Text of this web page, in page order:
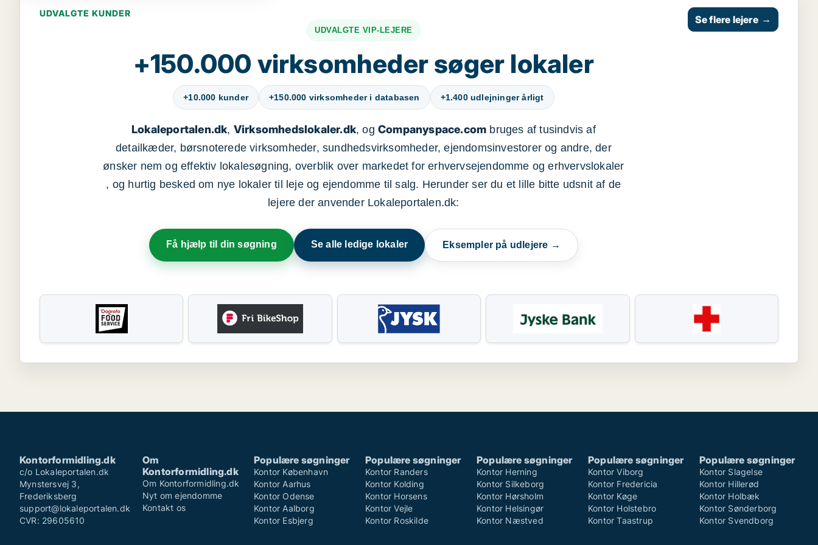
UDVALGTE KUNDER
UDVALGTE VIP-LEJERE
+150.000 virksomheder søger lokaler
+10.000 kunder +150.000 virksomheder i databasen +1.400 udlejninger årligt
Lokaleportalen.dk, Virksomhedslokaler.dk, og Companyspace.com bruges af tusindvis af
detailkæder, børsnoterede virksomheder, sundhedsvirksomheder, ejendomsinvestorer og andre, der
ønsker nem og effektiv lokalesøgning, overblik over markedet for erhvervsejendomme og erhvervslokaler
, og hurtig besked om nye lokaler til leje og ejendomme til salg. Herunder ser du et lille bitte udsnit af de
lejere der anvender Lokaleportalen.dk:
Få hjælp til din søgning Se alle ledige lokaler Eksempler på udlejere →
Se flere lejere →
Kontorformidling.dk
c/o Lokaleportalen.dk
Mynstersvej 3,
Frederiksberg
support@lokaleportalen.dk
CVR: 29605610
Om
Kontorformidling.dk
Om Kontorformidling.dk
Nyt om ejendomme
Kontakt os
Populære søgninger
Kontor København
Kontor Aarhus
Kontor Odense
Kontor Aalborg
Kontor Esbjerg
Populære søgninger
Kontor Randers
Kontor Kolding
Kontor Horsens
Kontor Vejle
Kontor Roskilde
Populære søgninger
Kontor Herning
Kontor Silkeborg
Kontor Hørsholm
Kontor Helsingør
Kontor Næstved
Populære søgninger
Kontor Viborg
Kontor Fredericia
Kontor Køge
Kontor Holstebro
Kontor Taastrup
Populære søgninger
Kontor Slagelse
Kontor Hillerød
Kontor Holbæk
Kontor Sønderborg
Kontor Svendborg